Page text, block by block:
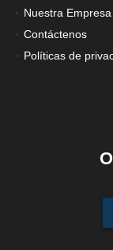
Nuestra Empresa
Contáctenos
Políticas de